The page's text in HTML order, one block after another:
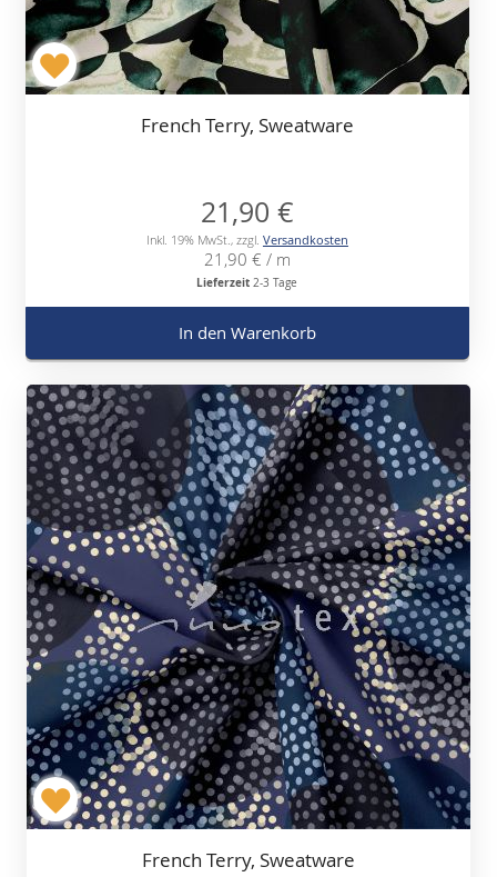
French Terry, Sweatware
21,90 €
Inkl. 19% MwSt., zzgl. Versandkosten
21,90 € / m
Lieferzeit 2-3 Tage
In den Warenkorb
French Terry, Sweatware